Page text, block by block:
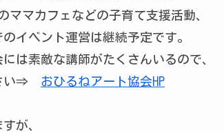
ママカフェなどの子育て支援活動、
のイベント運営は継続予定です。
は素敵な講師がたくさんいるので、
い⇒ おひるねアート協会HP
が、